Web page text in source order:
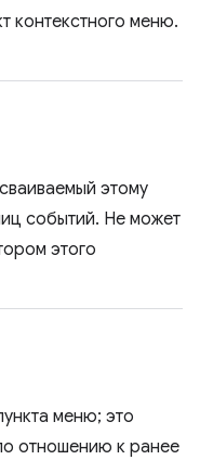
контекстного меню.
этому
событий. Не может
этого
меню; это
отношению к ранее